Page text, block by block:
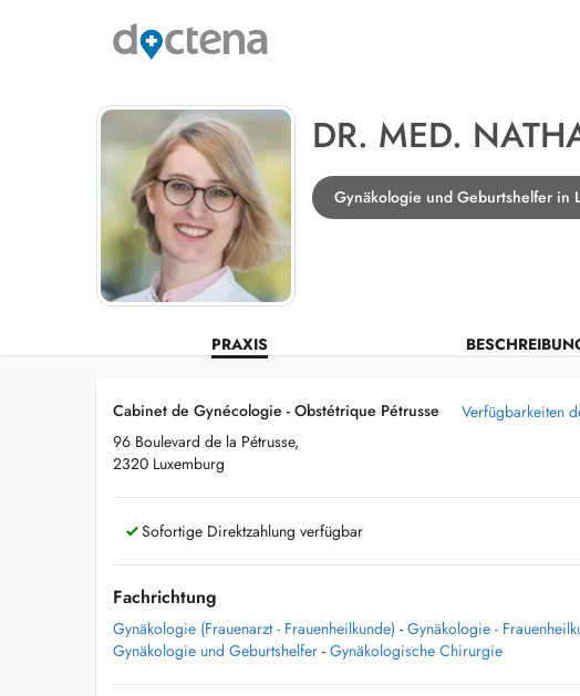
DR. MED.
Gynäkologie und Geburtshelfer in
PRAXIS
Cabinet de Gynécologie - Obstétrique Pétrusse
96 Boulevard de la Pétrusse,
2320 Luxemburg
Verfügbarkeiten
Sofortige Direktzahlung verfügbar
Fachrichtung
Gynäkologie (Frauenarzt - Frauenheilkunde) - Gynäkologie -
Gynäkologie und Geburtshelfer - Gynäkologische Chirurgie